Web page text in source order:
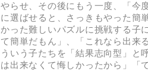
やらせ、その後にもう一度、「今
に選ばせると、さっきもやった簡
かった難しいパズルに挑戦する子
て簡単だもん」、「これなら出来
ういう子たちを「結果志向型」と
は出来なくて悔しかったから」「